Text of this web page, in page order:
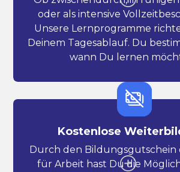
oder als intensive
Unsere Lernprogramme
Deinem Tagesablauf. Du
wann Du lernen
Kostenlose
Durch den
für Arbeit hast Du die